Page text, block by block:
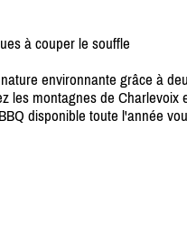
à couper le souffle
environnante grâce à
les montagnes de
disponible toute l'année